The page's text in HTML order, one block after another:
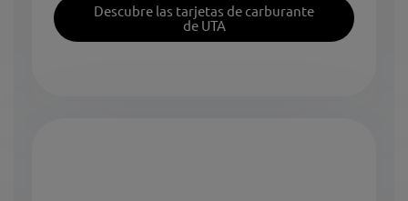
Descubre las tarjetas de carburante
de UTA